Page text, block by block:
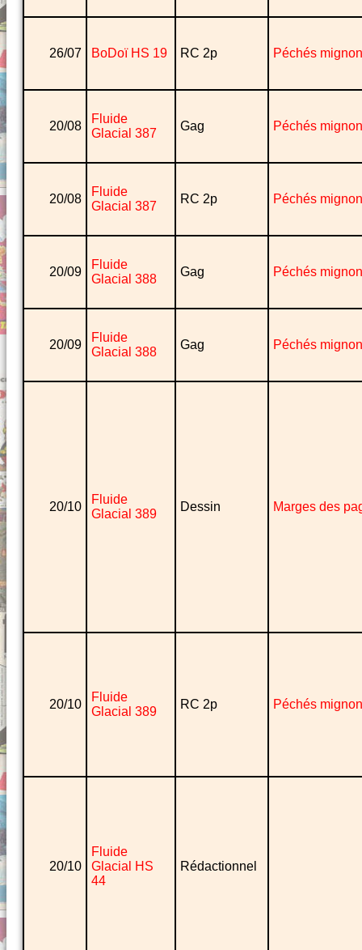
26/07 BoDoï HS 19 RC 2p Péchés
20/08
Fluide
Glacial 387
Gag Péchés
20/08
Fluide
Glacial 387
RC 2p Péchés
20/09
Fluide
Glacial 388
Gag Péchés
20/09
Fluide
Glacial 388
Gag Péchés
20/10
Fluide
Glacial 389
Dessin Marges des
20/10
Fluide
Glacial 389
RC 2p Péchés
20/10
Fluide
Glacial HS
44
Rédactionnel